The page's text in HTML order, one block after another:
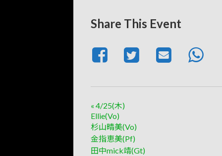
Share This Event
« 4/25(木)
Ellie(Vo)
杉山晴美(Vo)
金指恵美(Pf)
田中mick靖(Gt)